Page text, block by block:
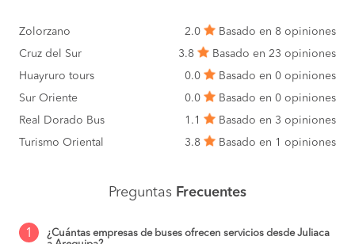
Zolorzano 2.0
Basado en 8 opiniones
Cruz del Sur
3.8
Basado en 23 opiniones
Huayruro tours
0.0
Basado en 0 opiniones
Sur Oriente
0.0
Basado en 0 opiniones
Real Dorado Bus
1.1
Basado en 3 opiniones
Turismo Oriental
3.8 Basado en 1 opiniones
Preguntas Frecuentes
1
¿Cuántas empresas de buses ofrecen servicios desde Juliaca